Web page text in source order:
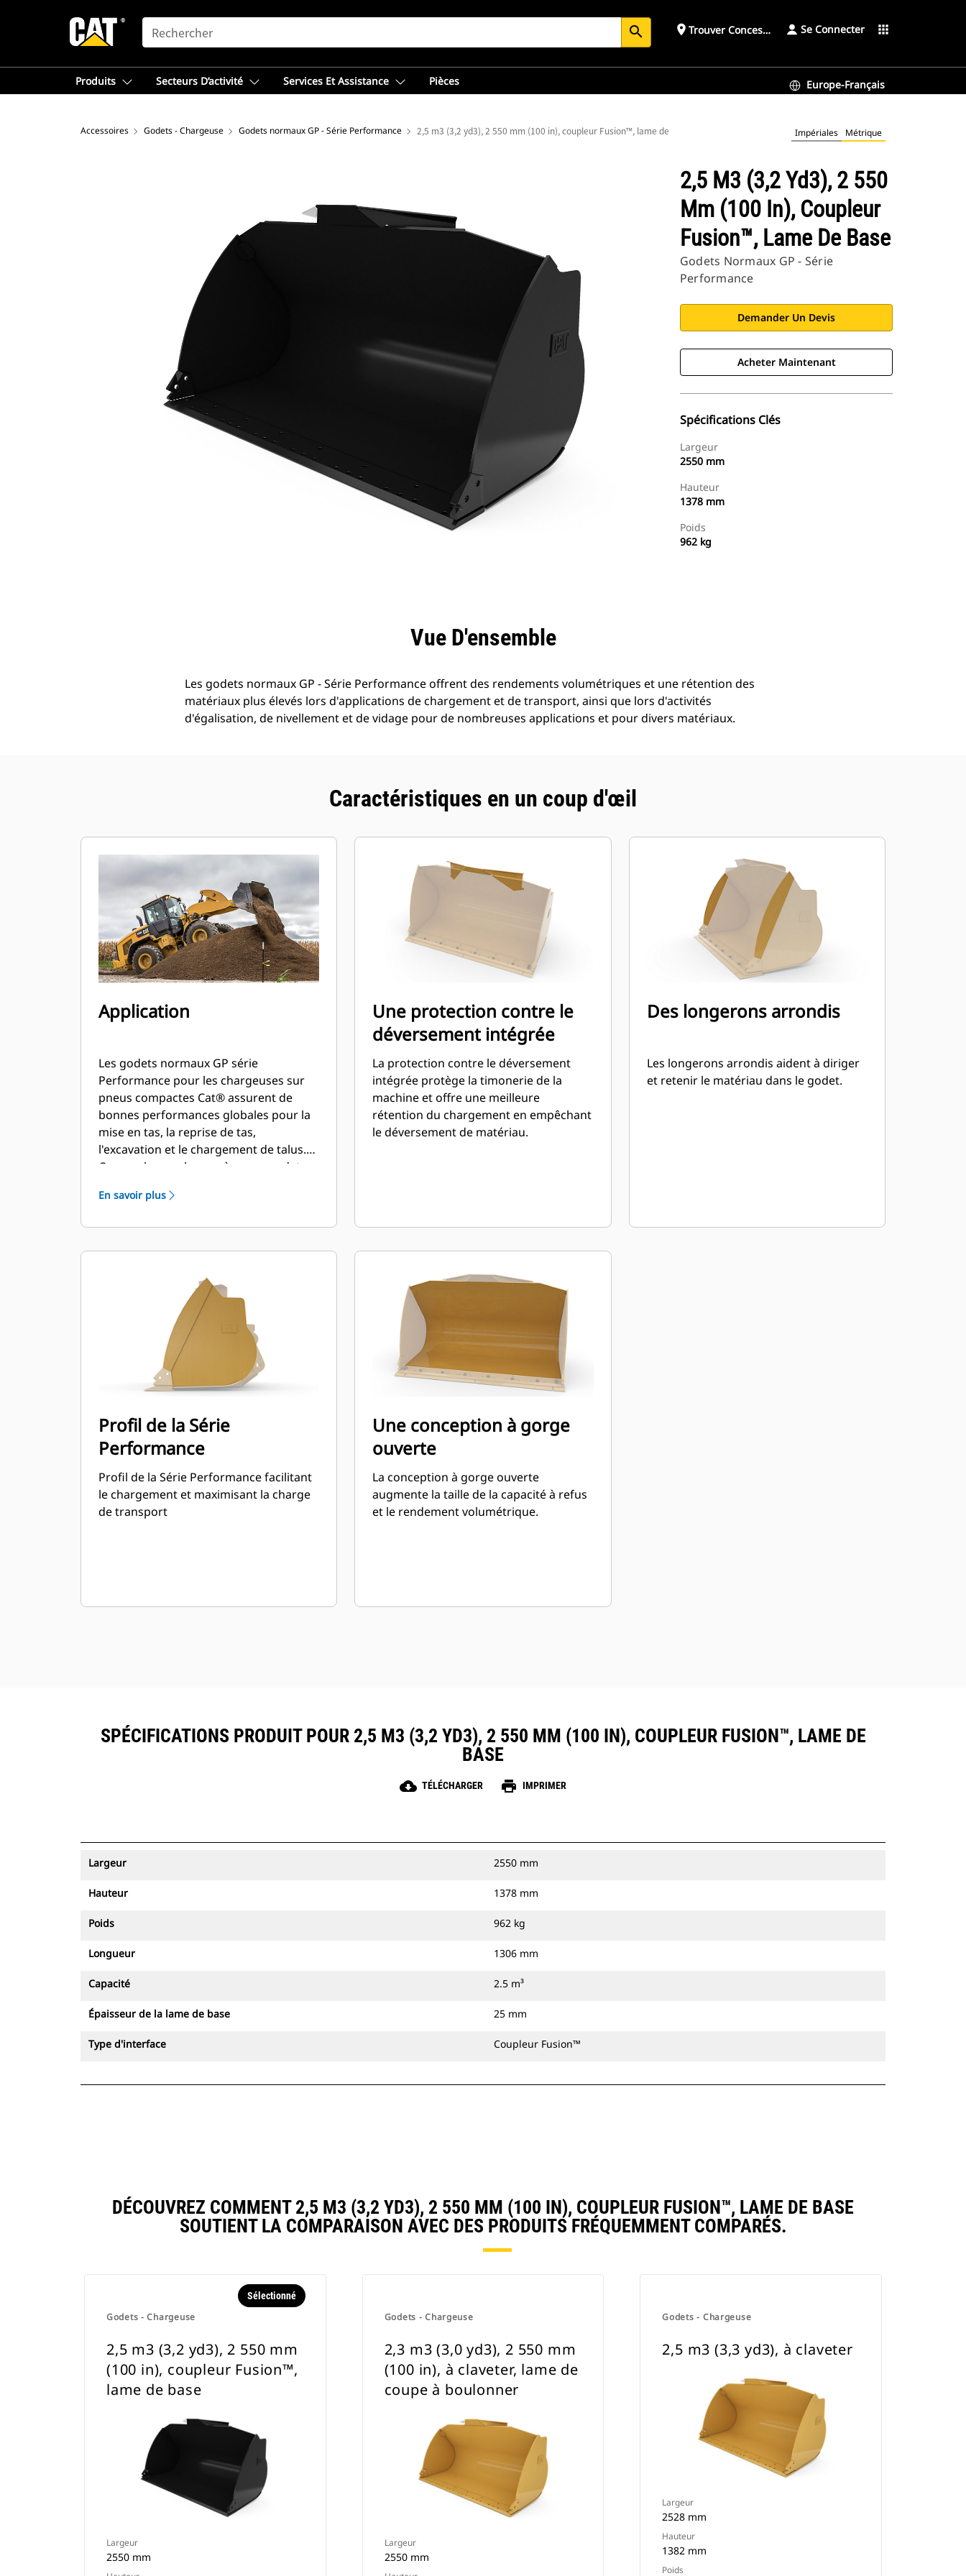
SEARCH search place Trouver ConcessionnaireSe Connecter apps
Produits Secteurs D’activité Services Et Assistance Pièces Europe-Français
Accessoires Godets - Chargeuse Godets normaux GP - Série Performance 2,5 m3 (3,2 yd3), 2 550 mm (100 in), coupleur Fusion™, lame de base Impériales Métrique
2,5 M3 (3,2 Yd3), 2 550
Mm (100 In), Coupleur
Fusion™, Lame De Base
Godets Normaux GP - Série
Performance
Demander Un Devis
Acheter Maintenant
Spécifications Clés
Largeur
2550 mm
Hauteur
1378 mm
Poids
962 kg
Vue D'ensemble
Les godets normaux GP - Série Performance offrent des rendements volumétriques et une rétention des
matériaux plus élevés lors d'applications de chargement et de transport, ainsi que lors d'activités
d'égalisation, de nivellement et de vidage pour de nombreuses applications et pour divers matériaux.
Caractéristiques en un coup d'œil
Application
Les godets normaux GP série
Performance pour les chargeuses sur
pneus compactes Cat® assurent de
bonnes performances globales pour la
mise en tas, la reprise de tas,
l'excavation et le chargement de talus.
Comme le nom le suggère, ces godets
au tas ou de matériau en place. Ils sont
Idéal pour les applications de
facteur de remplissage pour les godets
de la série Performance permet
d'obtenir une capacité jusqu'à 115 %
supérieure que celle spécifiée.
En savoir plus
Une protection contre le
déversement intégrée
La protection contre le déversement
intégrée protège la timonerie de la
machine et offre une meilleure
rétention du chargement en empêchant
le déversement de matériau.
Des longerons arrondis
Les longerons arrondis aident à diriger
et retenir le matériau dans le godet.
Profil de la Série
Performance
Profil de la Série Performance facilitant
le chargement et maximisant la charge
de transport
Une conception à gorge
ouverte
La conception à gorge ouverte
augmente la taille de la capacité à refus
et le rendement volumétrique.
SPÉCIFICATIONS PRODUIT POUR 2,5 M3 (3,2 YD3), 2 550 MM (100 IN), COUPLEUR FUSION™, LAME DE
BASE
cloud_download TÉLÉCHARGER print IMPRIMER
Largeur 2550 mm
Hauteur 1378 mm
Poids 962 kg
Longueur 1306 mm
Capacité 2.5 m³
Épaisseur de la lame de base 25 mm
Type d'interface Coupleur Fusion™
DÉCOUVREZ COMMENT 2,5 M3 (3,2 YD3), 2 550 MM (100 IN), COUPLEUR FUSION™, LAME DE BASE
SOUTIENT LA COMPARAISON AVEC DES PRODUITS FRÉQUEMMENT COMPARÉS.
Godets - Chargeuse
Sélectionné
2,5 m3 (3,2 yd3), 2 550 mm
(100 in), coupleur Fusion™,
lame de base
Largeur
2550 mm
Godets - Chargeuse
2,3 m3 (3,0 yd3), 2 550 mm
(100 in), à claveter, lame de
coupe à boulonner
Largeur
2550 mm
Godets - Chargeuse
2,5 m3 (3,3 yd3), à claveter
Largeur
2528 mm
Hauteur
1382 mm
Poids